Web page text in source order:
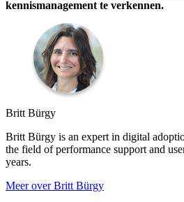
kennismanagement te verkennen.
Britt Bürgy
Britt Bürgy is an expert in digital
the field of performance support and
years.
Meer over Britt Bürgy